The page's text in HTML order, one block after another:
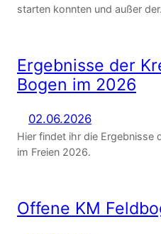
starten konnten und außer
Ergebnisse der
Bogen im 2026
02.06.2026
Hier findet ihr die Ergebnisse
im Freien 2026.
Offene KM